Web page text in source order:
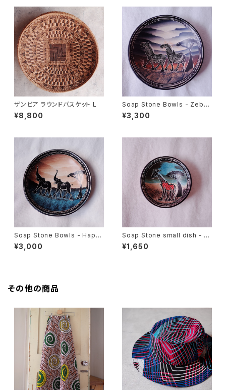
ザンビア ラウンドバスケット L
¥8,800
Soap Stone Bowls - Zebra
at night
¥3,300
Soap Stone Bowls - Happ
y Elephant
¥3,000
Soap Stone small dish - gi
raffe and acacia tree
¥1,650
その他の商品